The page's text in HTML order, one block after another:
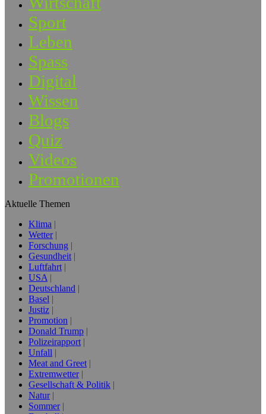
Sport
Leben
Spass
Digital
Wissen
Blogs
Quiz
Videos
Promotionen
Aktuelle Themen
Klima
Wetter
Forschung
Gesundheit
Luftfahrt
USA
Deutschland
Basel
Justiz
Promotion
Donald Trump
Polizeirapport
Unfall
Meat and Greet
Extremwetter
Gesellschaft & Politik
Natur
Sommer